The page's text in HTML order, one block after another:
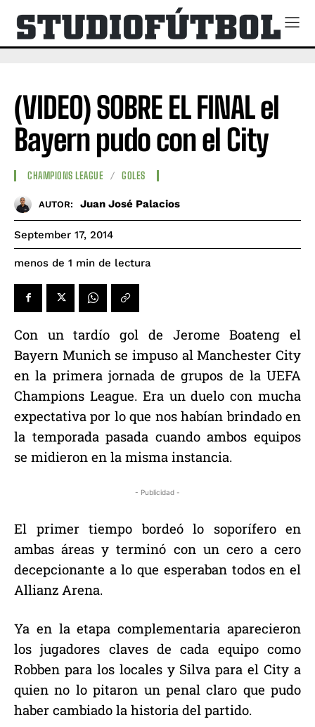
(VIDEO) SOBRE EL FINAL el
Bayern pudo con el City
CHAMPIONS LEAGUE GOLES
AUTOR: Juan José Palacios
September 17, 2014
menos de 1 min de lectura
Con un tardío gol de Jerome Boateng el
Bayern Munich se impuso al Manchester City
en la primera jornada de grupos de la UEFA
Champions League. Era un duelo con mucha
expectativa por lo que nos habían brindado en
la temporada pasada cuando ambos equipos
se midieron en la misma instancia.
- Publicidad -
El primer tiempo bordeó lo soporífero en
ambas áreas y terminó con un cero a cero
decepcionante a lo que esperaban todos en el
Allianz Arena.
Ya en la etapa complementaria aparecieron
los jugadores claves de cada equipo como
Robben para los locales y Silva para el City a
quien no lo pitaron un penal claro que pudo
haber cambiado la historia del partido.